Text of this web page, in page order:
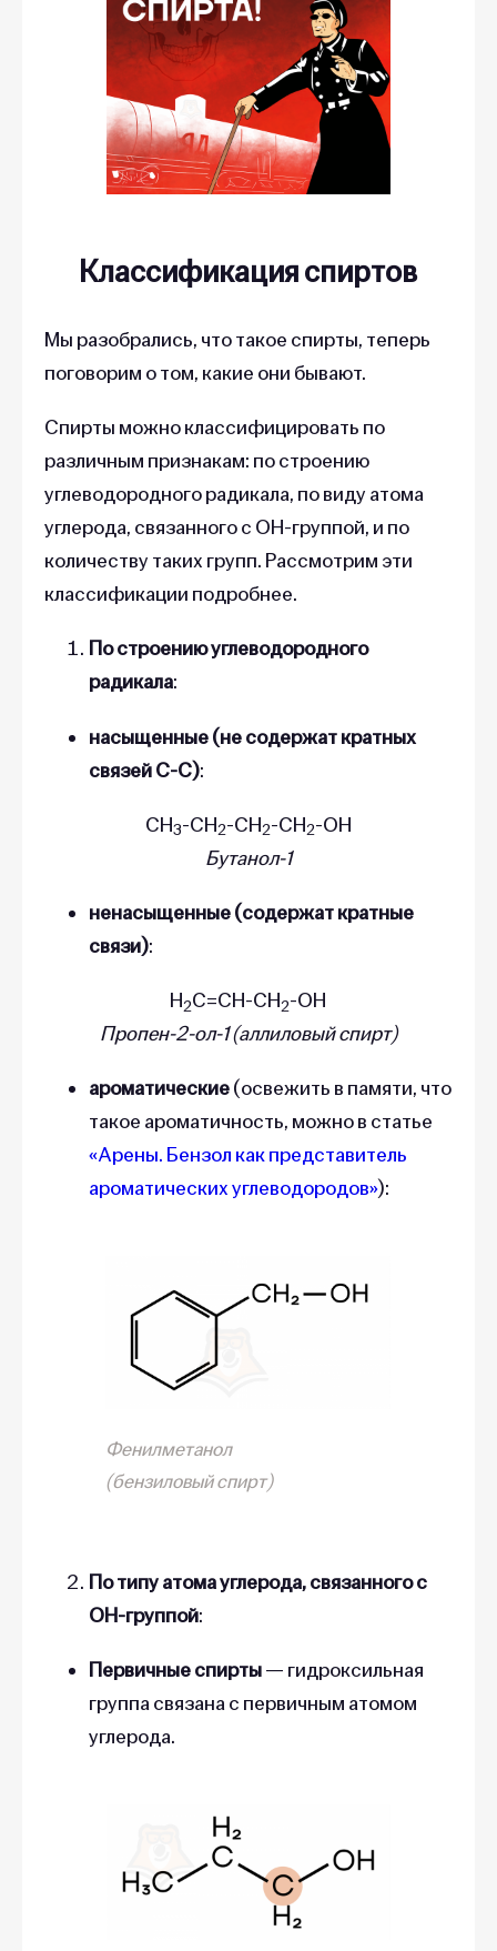
Классификация спиртов
Мы разобрались, что такое спирты, теперь
поговорим о том, какие они бывают.
Спирты можно классифицировать по
различным признакам: по строению
углеводородного радикала, по виду атома
углерода, связанного с ОН-группой, и по
количеству таких групп. Рассмотрим эти
классификации подробнее.
По строению углеводородного
радикала:
насыщенные (не содержат кратных
связей C-C):
CH3-CH2-CH2-CH2-OH
Бутанол-1
ненасыщенные (содержат кратные
связи):
H2C=CH-CH2-OH
Пропен-2-ол-1 (аллиловый спирт)
ароматические(освежить в памяти, что
такое ароматичность, можно в статье
«Арены. Бензол как представитель
ароматических углеводородов»):
Фенилметанол
(бензиловый спирт)
По типу атома углерода, связанного с
ОН-группой:
Первичные спирты— гидроксильная
группа связана с первичным атомом
углерода.